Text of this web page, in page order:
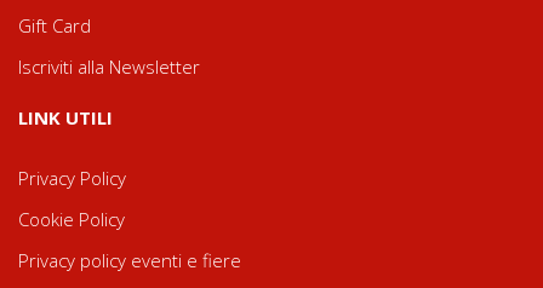
Gift Card
Iscriviti alla Newsletter
LINK UTILI
Privacy Policy
Cookie Policy
Privacy policy eventi e fiere